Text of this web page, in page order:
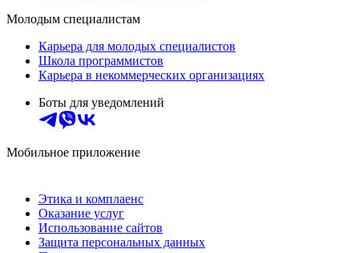
Молодым специалистам
Карьера для молодых специалистов
Школа программистов
Карьера в некоммерческих организациях
Боты для уведомлений
Мобильное приложение
Этика и комплаенс
Оказание услуг
Использование сайтов
Защита персональных данных